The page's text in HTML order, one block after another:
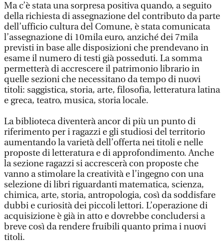
Ma c’è stata una sorpresa positiva quando, a seguito
della richiesta di assegnazione del contributo da parte
dell’ufficio cultura del Comune, è stata comunicata
l’assegnazione di 10mila euro, anziché dei 7mila
previsti in base alle disposizioni che prendevano in
esame il numero di testi già posseduti. La somma
permetterà di accrescere il patrimonio librario in
quelle sezioni che necessitano da tempo di nuovi
titoli: saggistica, storia, arte, filosofia, letteratura latina
e greca, teatro, musica, storia locale.
La biblioteca diventerà ancor di più un punto di
riferimento per i ragazzi e gli studiosi del territorio
aumentando la varietà dell’offerta nei titoli e nelle
proposte di letteratura e di approfondimento. Anche
la sezione ragazzi si accrescerà con proposte che
vanno a stimolare la creatività e l’ingegno con una
selezione di libri riguardanti matematica, scienza,
chimica, arte, storia, antropologia, così da soddisfare
dubbi e curiosità dei piccoli lettori. L’operazione di
acquisizione è già in atto e dovrebbe concludersi a
breve così da rendere fruibili quanto prima i nuovi
titoli.